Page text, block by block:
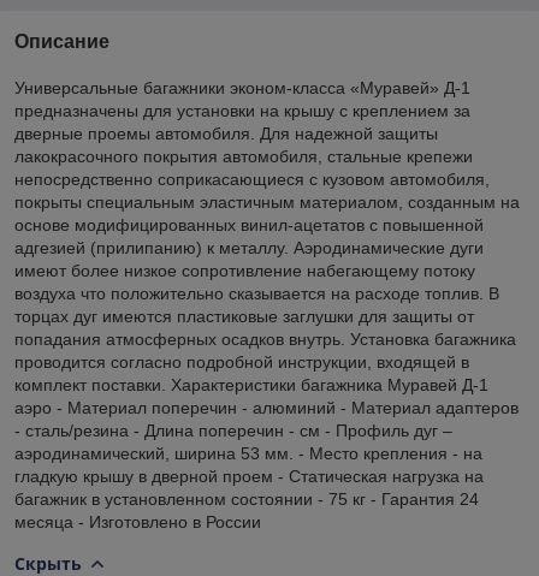
Описание
Универсальные багажники эконом-класса «Муравей» Д-1
предназначены для установки на крышу с креплением за
дверные проемы автомобиля. Для надежной защиты
лакокрасочного покрытия автомобиля, стальные крепежи
непосредственно соприкасающиеся с кузовом автомобиля,
покрыты специальным эластичным материалом, созданным на
основе модифицированных винил-ацетатов с повышенной
адгезией (прилипанию) к металлу. Аэродинамические дуги
имеют более низкое сопротивление набегающему потоку
воздуха что положительно сказывается на расходе топлив. В
торцах дуг имеются пластиковые заглушки для защиты от
попадания атмосферных осадков внутрь. Установка багажника
проводится согласно подробной инструкции, входящей в
комплект поставки. Характеристики багажника Муравей Д-1
аэро - Материал поперечин - алюминий - Материал адаптеров
- сталь/резина - Длина поперечин - см - Профиль дуг –
аэродинамический, ширина 53 мм. - Место крепления - на
гладкую крышу в дверной проем - Статическая нагрузка на
багажник в установленном состоянии - 75 кг - Гарантия 24
месяца - Изготовлено в России
Скрыть